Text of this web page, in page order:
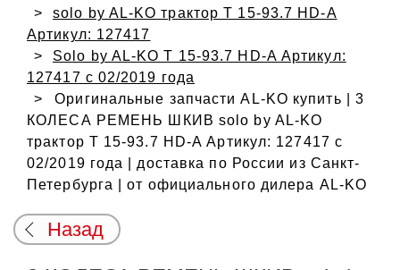
solo by AL-KO трактор T 15-93.7 HD-A
Артикул: 127417
Solo by AL-KO T 15-93.7 HD-A Артикул:
127417 с 02/2019 года
Оригинальные запчасти AL-KO купить | 3
КОЛЕСА РЕМЕНЬ ШКИВ solo by AL-KO
трактор T 15-93.7 HD-A Артикул: 127417 с
02/2019 года | доставка по России из Санкт-
Петербурга | от официального дилера AL-KO
Назад